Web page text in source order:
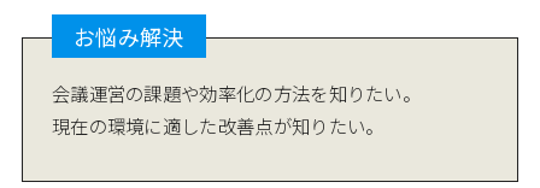
お悩み解決
会議運営の課題や効率化の方法を知りたい。
現在の環境に適した改善点が知りたい。